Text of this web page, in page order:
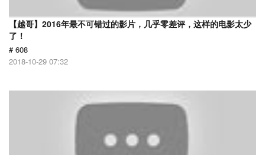
【越哥】2016年最不可错过的影片，几乎零差评，这样的电影太少
了！
# 608
2018-10-29 07:32